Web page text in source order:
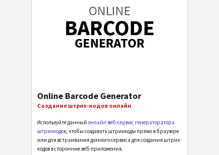
Online Barcode Generator
Создание штрих-кодов онлайн
Используйте данный онлайн веб-сервис генераторатора
штрихкодов, чтобы создавать штрихкоды прямо в браузере
или для встраивания данного сервиса для создания штрих-
кодов в сторонние веб-приложения.